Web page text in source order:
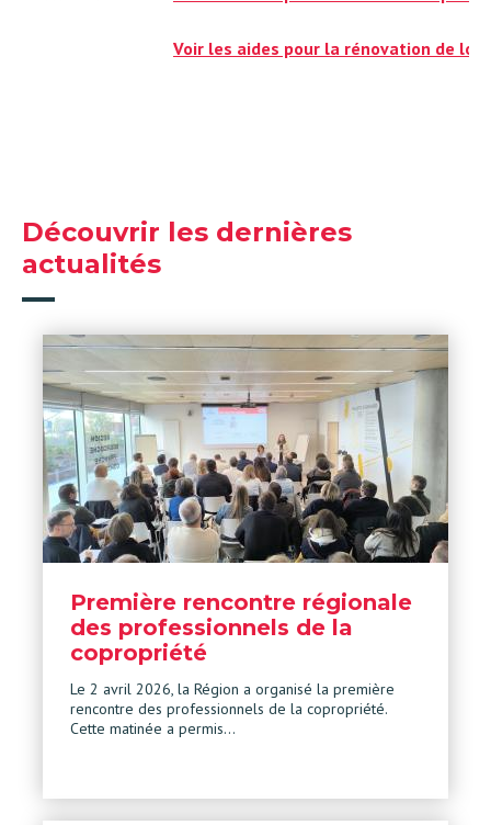
Voir les aides pour la rénovation de
Découvrir les dernières
actualités
Première rencontre régionale
des professionnels de la
copropriété
Le 2 avril 2026, la Région a organisé la première
rencontre des professionnels de la copropriété.
Cette matinée a permis…